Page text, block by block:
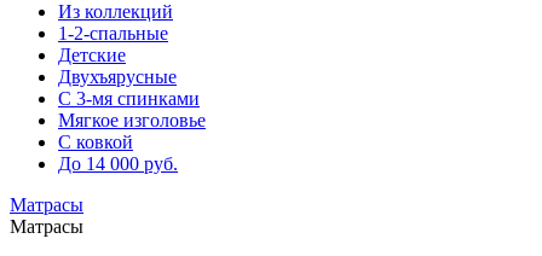
Из коллекций
1-2-спальные
Детские
Двухъярусные
С 3-мя спинками
Мягкое изголовье
С ковкой
До 14 000 руб.
Матрасы
Матрасы